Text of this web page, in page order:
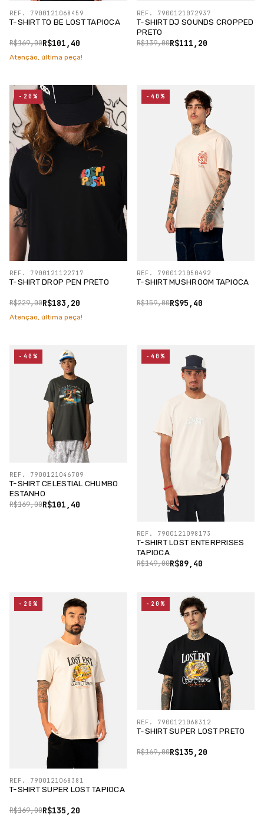
T-SHIRT TO BE LOST TAPIOCA
R$101,40
R$169,00
REF. 7900121068459
Atenção, última peça!
T-SHIRT DJ SOUNDS CROPPED
PRETO
R$111,20
R$139,00
REF. 7900121072937
T-SHIRT DROP PEN PRETO
R$183,20
R$229,00
REF. 7900121122717
-20%
Atenção, última peça!
T-SHIRT MUSHROOM TAPIOCA
R$95,40
R$159,00
REF. 7900121050492
-40%
T-SHIRT CELESTIAL CHUMBO
ESTANHO
R$101,40
R$169,00
REF. 7900121046709
-40%
T-SHIRT LOST ENTERPRISES
TAPIOCA
R$89,40
R$149,00
REF. 7900121098173
-40%
T-SHIRT SUPER LOST TAPIOCA
R$135,20
R$169,00
REF. 7900121068381
-20%
T-SHIRT SUPER LOST PRETO
R$135,20
R$169,00
REF. 7900121068312
-20%